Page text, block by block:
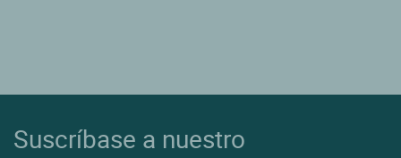
Suscríbase a nuestro